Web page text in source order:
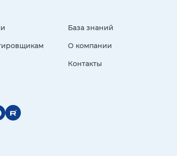
База знаний
О компании
Контакты